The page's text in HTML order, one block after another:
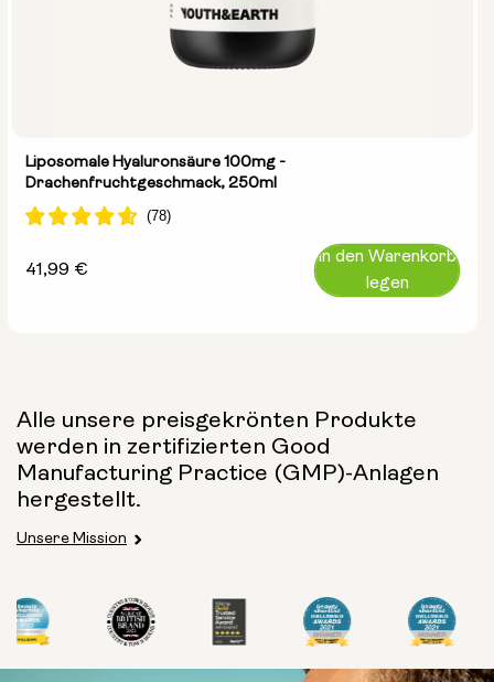
Liposomale Hyaluronsäure 100mg -
Drachenfruchtgeschmack, 250ml
Regulärer
41,99 €
In den Warenkorb
legen
Alle unsere preisgekrönten Produkte
werden in zertifizierten Good
Manufacturing Practice (GMP)-Anlagen
hergestellt.
Unsere Mission